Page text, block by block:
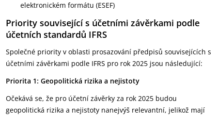
elektronickém formátu (ESEF)
Priority související s účetními závěrkami podle
účetních standardů IFRS
Společné priority v oblasti prosazování předpisů souvisejících s
účetními závěrkami podle IFRS pro rok 2025 jsou následující:
Priorita 1: Geopolitická rizika a nejistoty
Očekává se, že pro účetní závěrky za rok 2025 budou
geopolitická rizika a nejistoty nanejvýš relevantní, jelikož mají